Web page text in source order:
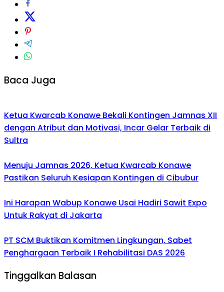
Baca Juga
Ketua Kwarcab Konawe Bekali Kontingen Jamnas XII
dengan Atribut dan Motivasi, Incar Gelar Terbaik di
Sultra
Menuju Jamnas 2026, Ketua Kwarcab Konawe
Pastikan Seluruh Kesiapan Kontingen di Cibubur
Ini Harapan Wabup Konawe Usai Hadiri Sawit Expo
Untuk Rakyat di Jakarta
PT SCM Buktikan Komitmen Lingkungan, Sabet
Penghargaan Terbaik I Rehabilitasi DAS 2026
Tinggalkan Balasan